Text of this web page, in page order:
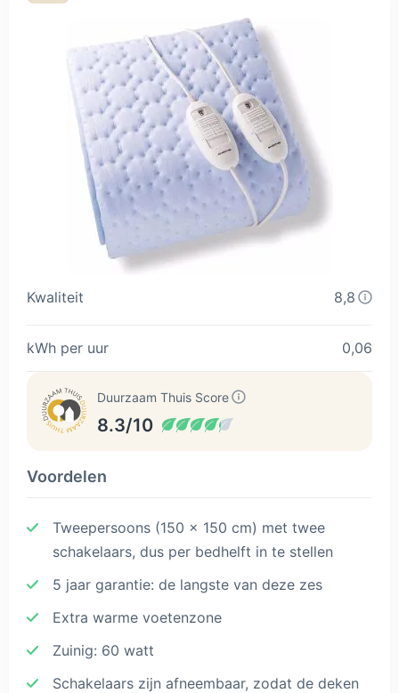
Kwaliteit 8,8
kWh per uur 0,06
Duurzaam Thuis Score
8.3/10
Voordelen
Tweepersoons (150 x 150 cm) met twee
schakelaars, dus per bedhelft in te stellen
5 jaar garantie: de langste van deze zes
Extra warme voetenzone
Zuinig: 60 watt
Schakelaars zijn afneembaar, zodat de deken